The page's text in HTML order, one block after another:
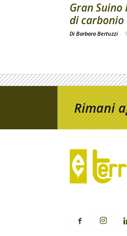
Gran
di carbonio
Di Barbara Bertuzzi -
Rimani